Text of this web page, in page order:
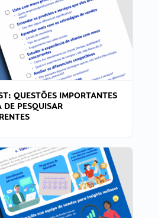
QUESTÕES IMPORTANTES
DE PESQUISAR